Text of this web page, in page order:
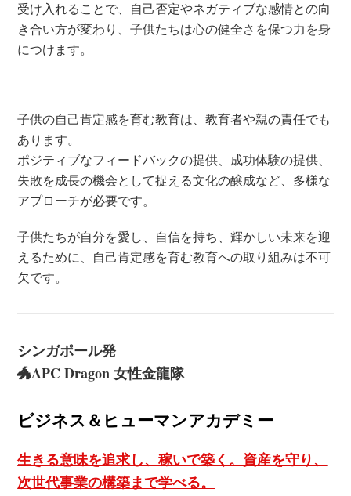
受け入れることで、自己否定やネガティブな感情との向
き合い方が変わり、子供たちは心の健全さを保つ力を身
につけます。
子供の自己肯定感を育む教育は、教育者や親の責任でも
あります。
ポジティブなフィードバックの提供、成功体験の提供、
失敗を成長の機会として捉える文化の醸成など、多様な
アプローチが必要です。
子供たちが自分を愛し、自信を持ち、輝かしい未来を迎
えるために、自己肯定感を育む教育への取り組みは不可
欠です。
シンガポール発
🐲APC Dragon 女性金龍隊
ビジネス＆ヒューマンアカデミー
生きる意味を追求し、稼いで築く。資産を守り、
次世代事業の構築まで学べる。